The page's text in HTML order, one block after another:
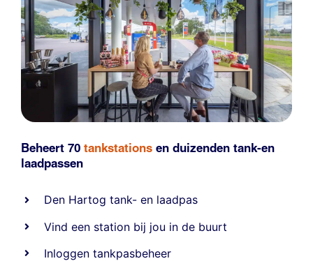
Beheert 70 tankstations en duizenden tank-en
laadpassen
Den Hartog tank- en laadpas
Vind een station bij jou in de buurt
Inloggen tankpasbeheer